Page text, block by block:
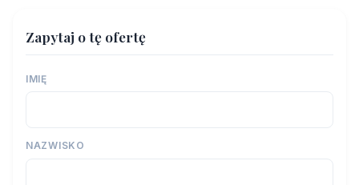
Zapytaj o tę ofertę
IMIĘ
NAZWISKO